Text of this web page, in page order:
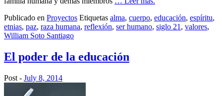
Publicado en Proyectos Etiquetas alma, cuerpo, educación, espíritu,
etnias, paz, raza humana, reflexión, ser humano, siglo 21 , valores,
William Soto Santiago
El poder de la educación
Post - July 8, 2014